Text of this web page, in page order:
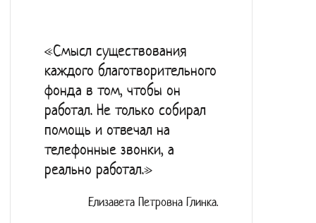
«Смысл существования
каждого благотворительного
фонда в том, чтобы он
работал. Не только собирал
помощь и отвечал на
телефонные звонки, а
реально работал.»
Елизавета Петровна Глинка.